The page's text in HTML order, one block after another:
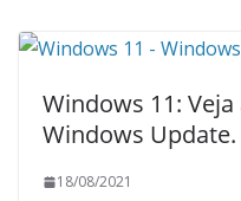
Windows 11:
Windows Update.
18/08/2021